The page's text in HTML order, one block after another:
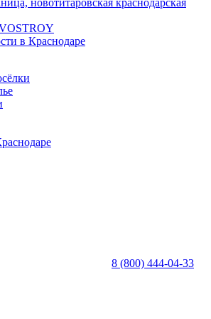
новотитаровская краснодарская
в Краснодаре
8 (800) 444-04-33